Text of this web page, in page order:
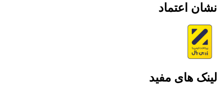
نشان اعتماد
لینک های مفید